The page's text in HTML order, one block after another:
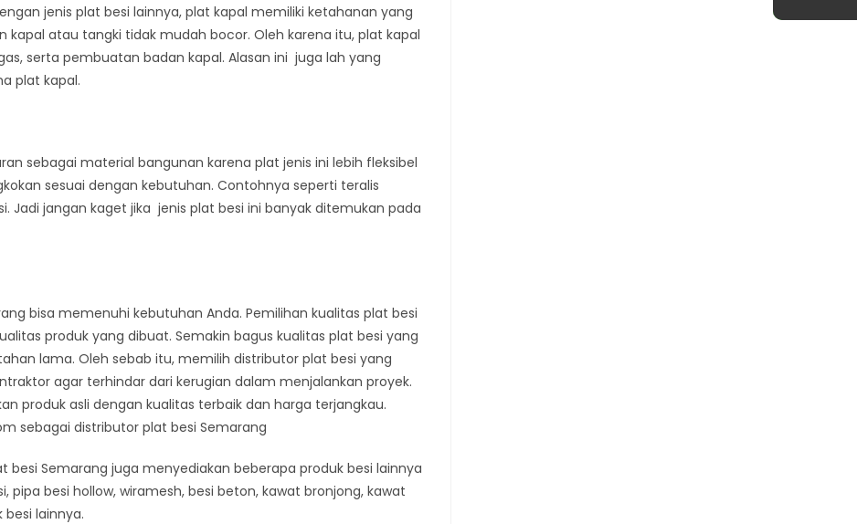
jenis plat besi lainnya, plat kapal memiliki ketahanan yang
atau tangki tidak mudah bocor. Oleh karena itu, plat kapal
serta pembuatan badan kapal. Alasan ini juga lah yang
plat kapal.
sebagai material bangunan karena plat jenis ini lebih fleksibel
sesuai dengan kebutuhan. Contohnya seperti teralis
Jadi jangan kaget jika jenis plat besi ini banyak ditemukan pada
bisa memenuhi kebutuhan Anda. Pemilihan kualitas plat besi
produk yang dibuat. Semakin bagus kualitas plat besi yang
lama. Oleh sebab itu, memilih distributor plat besi yang
agar terhindar dari kerugian dalam menjalankan proyek.
produk asli dengan kualitas terbaik dan harga terjangkau.
sebagai distributor plat besi Semarang
besi Semarang juga menyediakan beberapa produk besi lainnya
pipa besi hollow, wiramesh, besi beton, kawat bronjong, kawat
besi lainnya.